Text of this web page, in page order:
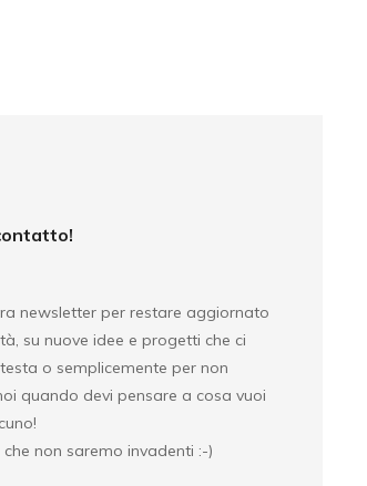
newsletter per restare aggiornato
su nuove idee e progetti che ci
o semplicemente per non
quando devi pensare a cosa vuoi
non saremo invadenti :-)